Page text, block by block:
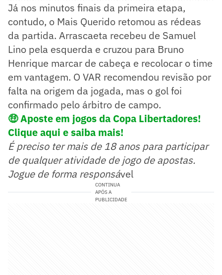
Já nos minutos finais da primeira etapa,
contudo, o Mais Querido retomou as rédeas
da partida. Arrascaeta recebeu de Samuel
Lino pela esquerda e cruzou para Bruno
Henrique marcar de cabeça e recolocar o time
em vantagem. O VAR recomendou revisão por
falta na origem da jogada, mas o gol foi
confirmado pelo árbitro de campo.
🤑Aposte em jogos da Copa Libertadores!
Clique aqui e saiba mais!
É preciso ter mais de 18 anos para participar
de qualquer atividade de jogo de apostas.
Jogue de forma responsável
CONTINUA
APÓS A
PUBLICIDADE